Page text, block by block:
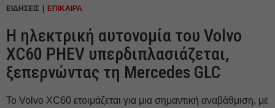
ΕΙΔΗΣΕΙΣ ΕΠΙΚΑΙΡΑ
Η ηλεκτρική αυτονομία του Volvo
XC60 PHEV υπερδιπλασιάζεται,
ξεπερνώντας τη Mercedes GLC
Το Volvo XC60 ετοιμάζεται για μια σημαντική αναβάθμιση, με